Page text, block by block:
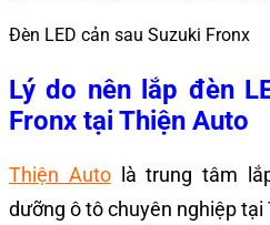
Đèn LED cản sau Suzuki Fronx
Lý do nên lắp đèn
Fronx tại Thiện Auto
Thiện Autolà trung tâm
dưỡng ô tô chuyên nghiệp